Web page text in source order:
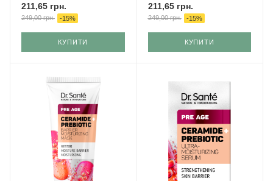
211,65 грн.
249,00грн. -15%
КУПИТИ
211,65грн.
249,00грн. -15%
КУПИТИ